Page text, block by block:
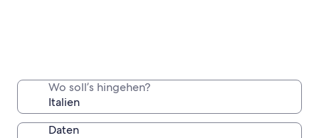
Aufenthalte
Bleib eine Woche, einen Monat oder länger in einer
komfortablen Unterkunft, die du ganz für dich allein
hast.
Wo soll’s hingehen?
Daten